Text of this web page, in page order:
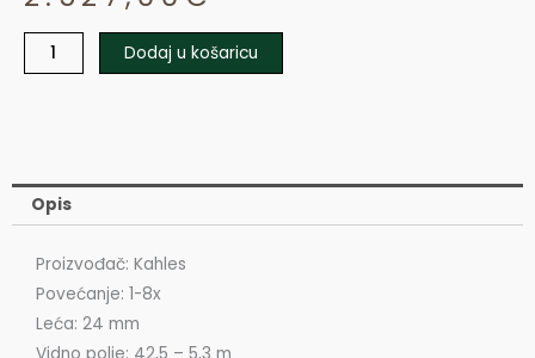
KAHLES
količina
Dodaj u košaricu
Opis
Proizvođač: Kahles
Povećanje: 1-8x
Leća: 24 mm